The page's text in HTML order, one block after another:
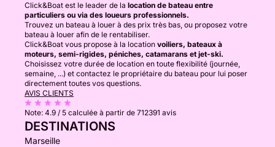
Click&Boat est le leader de la location de bateau entre
particuliers ou via des loueurs professionnels.
Trouvez un bateau à louer à des prix très bas, ou proposez votre
bateau à louer afin de le rentabiliser.
Click&Boat vous propose à la location voiliers, bateaux à
moteurs, semi-rigides, péniches, catamarans et jet-ski.
Choisissez votre durée de location en toute flexibilité (journée,
semaine, ...) et contactez le propriétaire du bateau pour lui poser
directement toutes vos questions.
AVIS CLIENTS
Note: 4.9 / 5 calculée à partir de 712391 avis
DESTINATIONS
Marseille